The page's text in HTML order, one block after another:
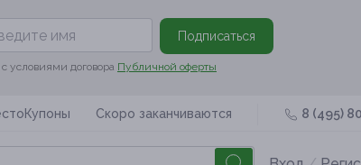
Подписаться
условиями договора Публичной оферты
Скоро заканчиваются 8 (495)